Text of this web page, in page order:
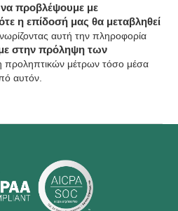
προβλέψουμε με
η επίδοσή μας θα μεταβληθεί
αυτή την πληροφορία
στην πρόληψη των
προληπτικών μέτρων τόσο μέσα
αυτόν.